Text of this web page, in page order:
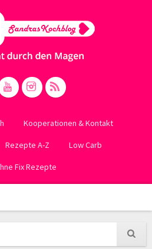
Kooperationen & Kontakt
Rezepte A-Z Low Carb
Fix Rezepte